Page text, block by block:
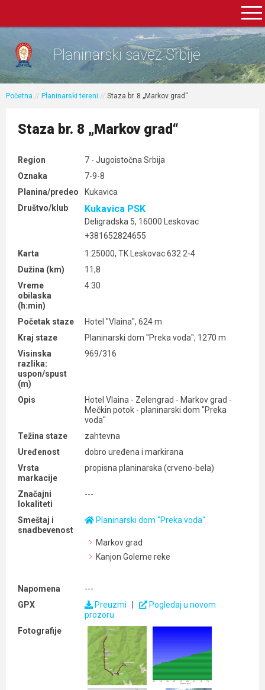
Planinarski savez Srbije
Početna // Planinarski tereni // Staza br. 8 „Markov grad“
Staza br. 8 „Markov grad“
Region
7 - Jugoistočna Srbija
Oznaka
7-9-8
Planina/predeo
Kukavica
Društvo/klub
Kukavica PSK
Deligradska 5, 16000 Leskovac
+381652824655
Karta
1:25000, TK Leskovac 632 2-4
Dužina (km)
11,8
Vreme
obilaska
(h:min)
4:30
Početak staze
Hotel "Vlaina", 624 m
Kraj staze
Planinarski dom "Preka voda", 1270 m
Visinska
razlika:
uspon/spust
(m)
969/316
Opis
Hotel Vlaina - Zelengrad - Markov grad -
Mečkin potok - planinarski dom "Preka
voda"
Težina staze
zahtevna
Uređenost
dobro uređena i markirana
Vrsta
markacije
propisna planinarska (crveno-bela)
Značajni
lokaliteti
---
Smeštaj i
snadbevenost
Planinarski dom "Preka voda"
Markov grad
Kanjon Goleme reke
Napomena
---
GPX
Preuzmi
Pogledaj u novom
prozoru
Fotografije